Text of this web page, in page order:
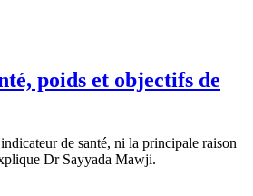
poids et objectifs de
de santé, ni la principale raison
Dr Sayyada Mawji.